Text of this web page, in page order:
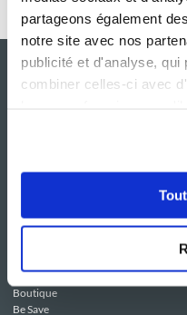
partageons également
notre site avec nos
publicité et d'analyse, qui
combiner celles-ci avec
NOS SITES
Le Mag'
Boutique
Be Save